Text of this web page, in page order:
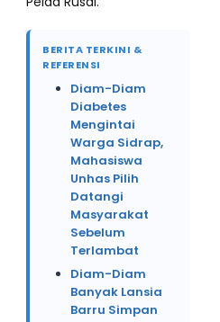
BERITA TERKINI &
REFERENSI
Diam-Diam
Diabetes
Mengintai
Warga Sidrap,
Mahasiswa
Unhas Pilih
Datangi
Masyarakat
Sebelum
Terlambat
Diam-Diam
Banyak Lansia
Barru Simpan